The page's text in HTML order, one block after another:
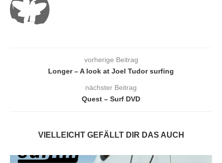
vorherige Beitrag
Longer – A look at Joel Tudor surfing
nächster Beitrag
Quest – Surf DVD
VIELLEICHT GEFÄLLT DIR DAS AUCH